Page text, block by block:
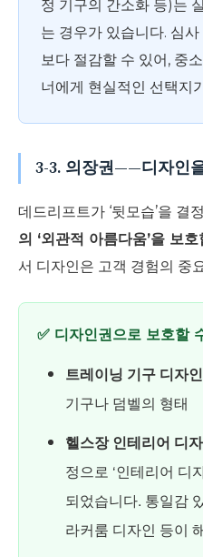
정 기구의 간소화 등)는
는 경우가 있습니다. 심
보다 절감할 수 있어, 중
너에게 현실적인 선택지
3-3. 의장권——디자인
데드리프트가 ‘뒷모습’을 결
의 ‘외관적 아름다움’을 보
서 디자인은 고객 경험의 중
✅ 디자인권으로 보호할
트레이닝 기구 디자인
기구나 덤벨의 형태
헬스장 인테리어 디
정으로 ‘인테리어 디
되었습니다. 통일감
라커룸 디자인 등이